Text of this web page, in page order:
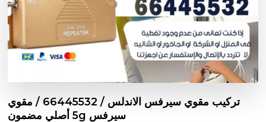
تركيب مقوي سيرفس الاندلس / 66445532 / مقوي
سيرفس 5g أصلي مضمون